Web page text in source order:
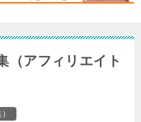
（アフィリエイト